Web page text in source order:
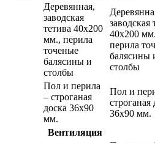
Деревянная,
заводская
тетива 40х200
мм., перила
точеные
балясины и
столбы
заводская
40х200
перила
балясины
столбы
Пол и перила
– строганая
доска 36х90
мм.
Пол и
строганая
36х90 мм.
Вентиляция